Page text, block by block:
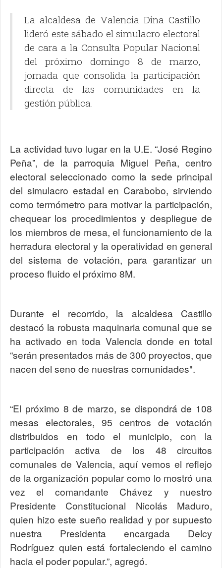
La alcaldesa de Valencia Dina Castillo
lideró este sábado el simulacro electoral
de cara a la Consulta Popular Nacional
del próximo domingo 8 de marzo,
jornada que consolida la participación
directa de las comunidades en la
gestión pública.
La actividad tuvo lugar en la U.E. “José Regino
Peña”, de la parroquia Miguel Peña, centro
electoral seleccionado como la sede principal
del simulacro estadal en Carabobo, sirviendo
como termómetro para motivar la participación,
chequear los procedimientos y despliegue de
los miembros de mesa, el funcionamiento de la
herradura electoral y la operatividad en general
del sistema de votación, para garantizar un
proceso fluido el próximo 8M.
Durante el recorrido, la alcaldesa Castillo
destacó la robusta maquinaria comunal que se
ha activado en toda Valencia donde en total
“serán presentados más de 300 proyectos, que
nacen del seno de nuestras comunidades".
“El próximo 8 de marzo, se dispondrá de 108
mesas electorales, 95 centros de votación
distribuidos en todo el municipio, con la
participación activa de los 48 circuitos
comunales de Valencia, aquí vemos el reflejo
de la organización popular como lo mostró una
vez el comandante Chávez y nuestro
Presidente Constitucional Nicolás Maduro,
quien hizo este sueño realidad y por supuesto
nuestra Presidenta encargada Delcy
Rodríguez quien está fortaleciendo el camino
hacia el poder popular.”, agregó.